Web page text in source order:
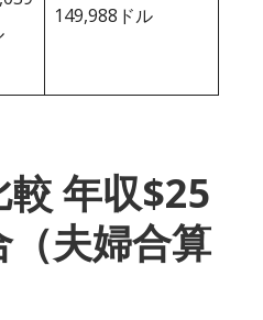
149,988ドル
年収$25
夫婦合算